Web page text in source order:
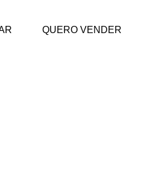
QUERO VENDER